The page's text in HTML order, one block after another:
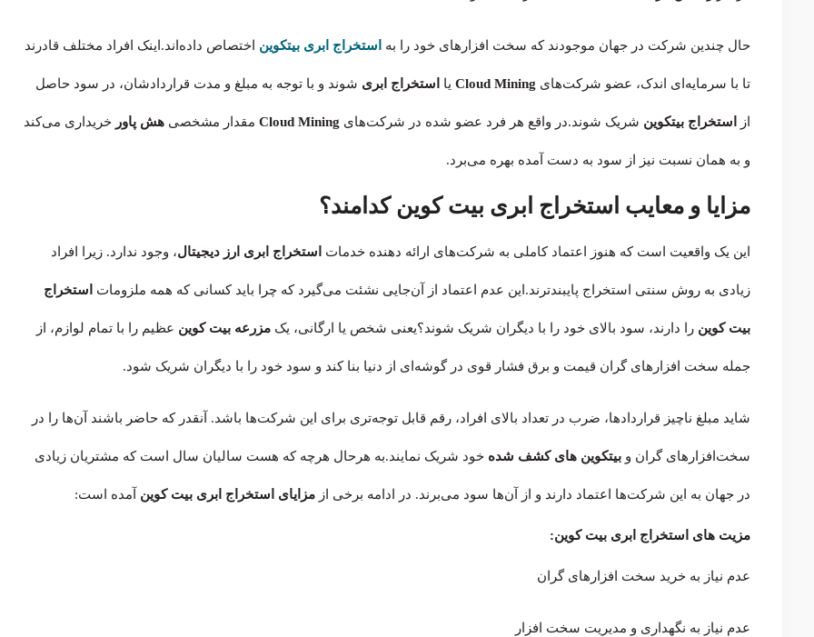
حال چندین شرکت در جهان موجودند که سخت افزارهای خود را به استخراج ابری بیتکوین اختصاص داده‌اند.اینک افراد مختلف قادرند
تا با سرمایه‌ای اندک، عضو شرکت‌های Cloud Mining یا استخراج ابری شوند و با توجه به مبلغ و مدت قراردادشان، در سود حاصل
از استخراج بیتکوین شریک شوند.در واقع هر فرد عضو شده در شرکت‌های Cloud Mining مقدار مشخصی هش پاور خریداری می‌کند
و به همان نسبت نیز از سود به دست آمده بهره می‌برد.
مزایا و معایب استخراج ابری بیت کوین کدامند؟
این یک واقعیت است که هنوز اعتماد کاملی به شرکت‌های ارائه دهنده خدمات استخراج ابری ارز دیجیتال، وجود ندارد. زیرا افراد
زیادی به روش سنتی استخراج پایبندترند.این عدم اعتماد از آن‌جایی نشئت می‌گیرد که چرا باید کسانی که همه ملزومات استخراج
بیت کوین را دارند، سود بالای خود را با دیگران شریک شوند؟یعنی شخص یا ارگانی، یک مزرعه بیت کوین عظیم را با تمام لوازم، از
جمله سخت افزارهای گران قیمت و برق فشار قوی در گوشه‌ای از دنیا بنا کند و سود خود را با دیگران شریک شود.
شاید مبلغ ناچیز قراردادها، ضرب در تعداد بالای افراد، رقم قابل توجه‌تری برای این شرکت‌ها باشد. آنقدر که حاضر باشند آن‌ها را در
سخت‌افزارهای گران و بیتکوین‌ های کشف شده خود شریک نمایند.به هرحال هرچه که هست سالیان سال است که مشتریان زیادی
در جهان به این شرکت‌ها اعتماد دارند و از آن‌ها سود می‌برند. در ادامه برخی از مزایای استخراج ابری بیت کوین آمده است:
مزیت های استخراج ابری بیت کوین:
عدم نیاز به خرید سخت افزارهای گران
عدم نیاز به نگهداری و مدیریت سخت افزار